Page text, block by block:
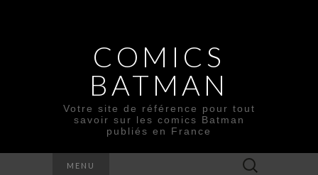
COMICS
BATMAN
Votre site de référence pour tout
savoir sur les comics Batman
publiés en France
MENU Rechercher :